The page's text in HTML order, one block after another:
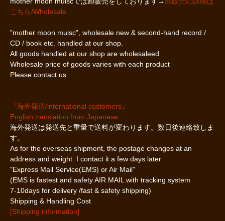
こちら/Wholesale
"mother moon muisc", wholesale new & second-hand record /
CD / book etc. handled at our shop.
All goods handled at our shop are wholesaleed
Wholesale price of goods varies with each product
Please contact us
『海外発送/international customers』
English translation from Japanese
海外発送は発送先と重量で送料が変わります。数日後連絡致しま
す。
As for the overseas shipment, the postage changes at an
address and weight. I contact it a few days later
"Express Mail Service(EMS) or Air Mail"
(EMS is fastest and safety AIR MAIL with tracking system
7-10days for delivery /fast & safety shipping)
Shipping & Handling Cost
[Shipping information]